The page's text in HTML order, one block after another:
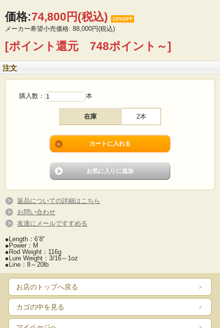
価格:74,800円(税込) 15%OFF
メーカー希望小売価格: 88,000円(税込)
[ポイント還元 748ポイント～]
注文
購入数： 本
在庫 2本
返品についての詳細はこちら
お問い合わせ
友達にメールですすめる
●Length：6’8”
●Power：M
●Rod Weight：116g
●Lure Weight：3/16～1oz
●Line：8～20lb
お店のトップへ戻る
カゴの中を見る